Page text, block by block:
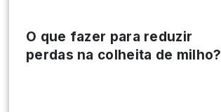
O que fazer para reduzir
perdas na colheita de milho?